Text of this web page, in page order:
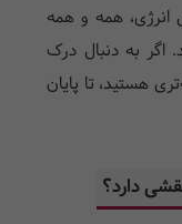
انرژی، همه و همه
به دنبال درک
هستید، تا پایان
دارد؟